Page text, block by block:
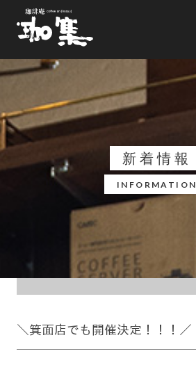
新着情報
INFORMATION
＼箕面店でも開催決定！！！／